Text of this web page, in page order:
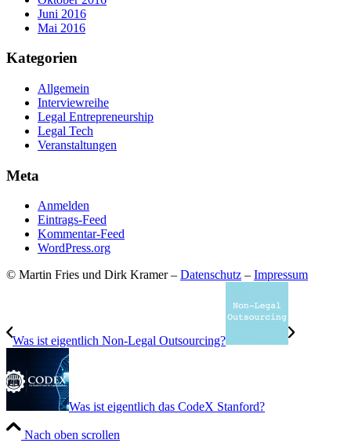
Juni 2016
Mai 2016
Kategorien
Allgemein
Interviewreihe
Legal Entrepreneurship
Legal Tech
Veranstaltungen
Meta
Anmelden
Eintrags-Feed
Kommentar-Feed
WordPress.org
© Martin Fries und Dirk Kramer – Datenschutz – Impressum
Was ist eigentlich Non-Legal Outsourcing?
Was ist eigentlich das CodeX Stanford?
Nach oben scrollen